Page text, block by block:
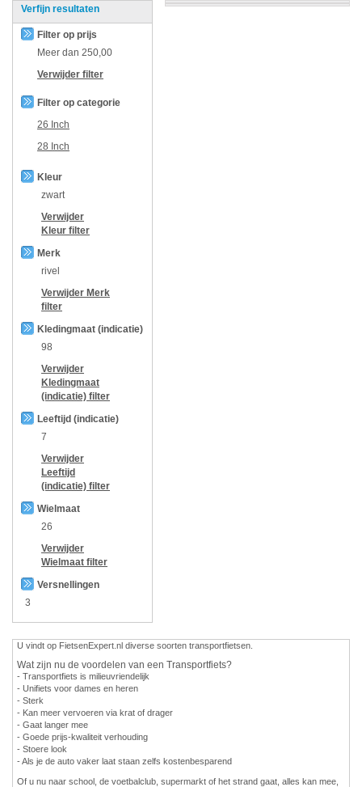
Verfijn resultaten
Filter op prijs
Meer dan 250,00
Verwijder filter
Filter op categorie
26 Inch
28 Inch
Kleur
zwart
Verwijder
Kleur filter
Merk
rivel
Verwijder Merk
filter
Kledingmaat (indicatie)
98
Verwijder
Kledingmaat
(indicatie) filter
Leeftijd (indicatie)
7
Verwijder
Leeftijd
(indicatie) filter
Wielmaat
26
Verwijder
Wielmaat filter
Versnellingen
3
U vindt op FietsenExpert.nl diverse soorten transportfietsen.
Wat zijn nu de voordelen van een Transportfiets?
- Transportfiets is milieuvriendelijk
- Unifiets voor dames en heren
- Sterk
- Kan meer vervoeren via krat of drager
- Gaat langer mee
- Goede prijs-kwaliteit verhouding
- Stoere look
- Als je de auto vaker laat staan zelfs kostenbesparend
Of u nu naar school, de voetbalclub, supermarkt of het strand gaat, alles kan mee,